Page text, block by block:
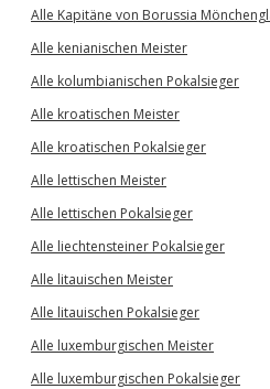
Alle Kapitäne von Borussia
Alle kenianischen Meister
Alle kolumbianischen Pokalsieger
Alle kroatischen Meister
Alle kroatischen Pokalsieger
Alle lettischen Meister
Alle lettischen Pokalsieger
Alle liechtensteiner Pokalsieger
Alle litauischen Meister
Alle litauischen Pokalsieger
Alle luxemburgischen Meister
Alle luxemburgischen Pokalsieger